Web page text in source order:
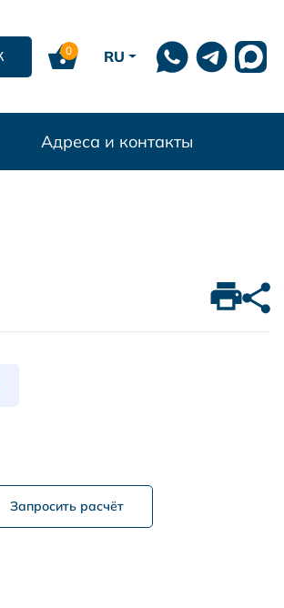
0 RU
Адреса и контакты
Запросить расчёт